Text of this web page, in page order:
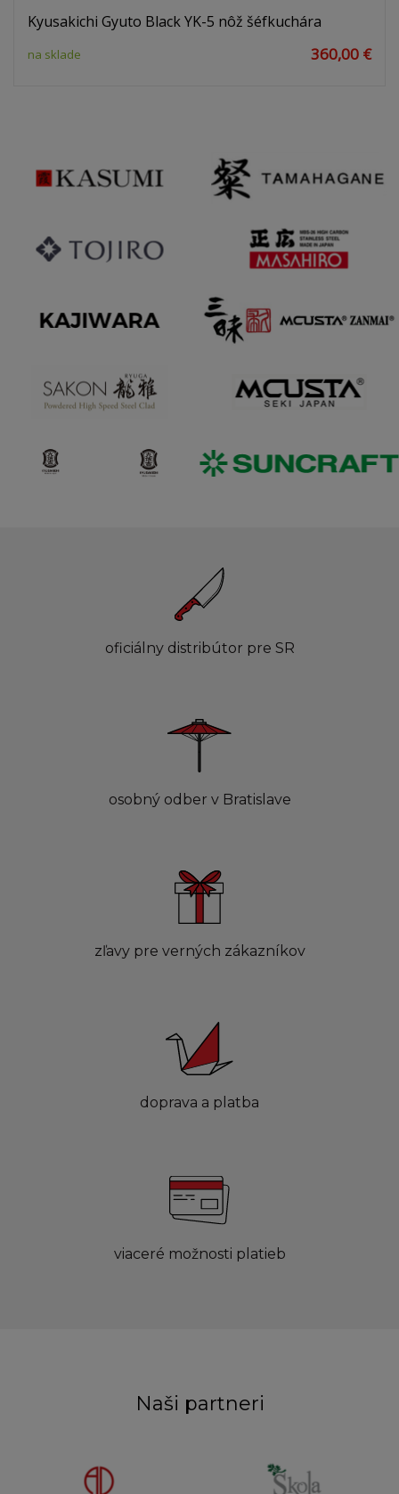
Kyusakichi Gyuto Black YK-5 nôž šéfkuchára
na sklade 360,00 €
oficiálny distribútor pre SR
osobný odber v Bratislave
zľavy pre verných zákazníkov
doprava a platba
viaceré možnosti platieb
Naši partneri